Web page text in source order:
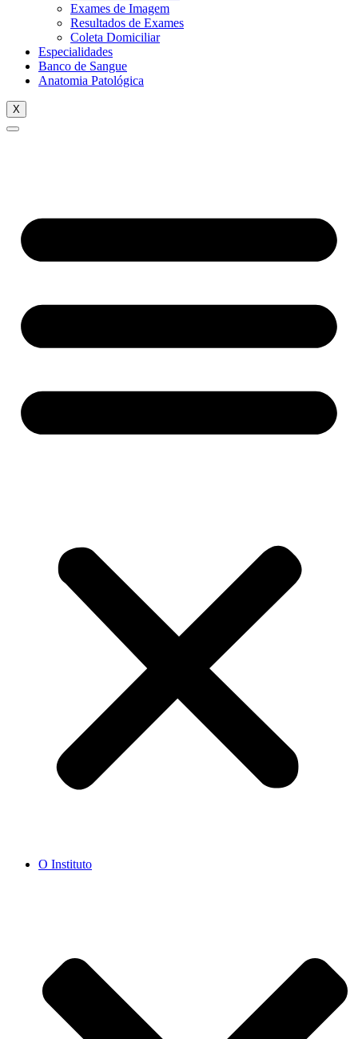
Exames de Imagem
Resultados de Exames
Coleta Domiciliar
Especialidades
Banco de Sangue
Anatomia Patológica
X
O Instituto